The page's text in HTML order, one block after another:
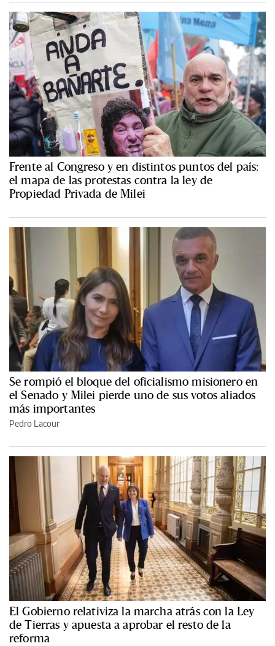
Frente al Congreso y en distintos puntos del país:
el mapa de las protestas contra la ley de
Propiedad Privada de Milei
Se rompió el bloque del oficialismo misionero en
el Senado y Milei pierde uno de sus votos aliados
más importantes
Pedro Lacour
El Gobierno relativiza la marcha atrás con la Ley
de Tierras y apuesta a aprobar el resto de la
reforma